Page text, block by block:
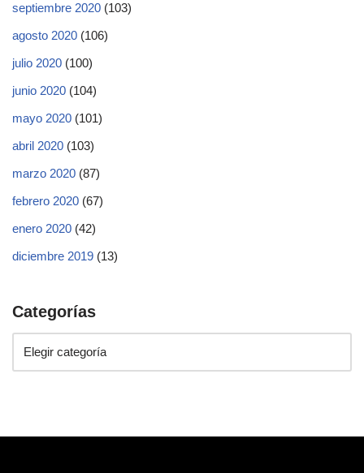
septiembre 2020 (103)
agosto 2020 (106)
julio 2020 (100)
junio 2020 (104)
mayo 2020 (101)
abril 2020 (103)
marzo 2020 (87)
febrero 2020 (67)
enero 2020 (42)
diciembre 2019 (13)
Categorías